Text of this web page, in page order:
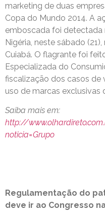
marketing de duas
Copa do Mundo 2014. A
emboscada foi detectada
Nigéria, neste sábado
Cuiabá. O flagrante foi
Especializada do
fiscalização dos casos de
uso de marcas exclusivas
Saiba mais em:
http://
noticia=Grupo
Regulamentação do
deve ir ao Congresso